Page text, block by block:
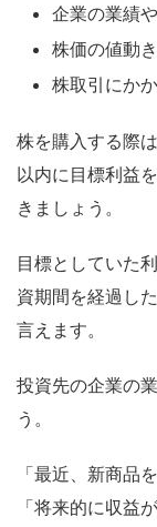
企業の業績
株価の値動
株取引にか
株を購入する際
以内に目標利益
きましょう。
目標としていた
資期間を経過し
言えます。
投資先の企業の
う。
「最近、新商品
「将来的に収益